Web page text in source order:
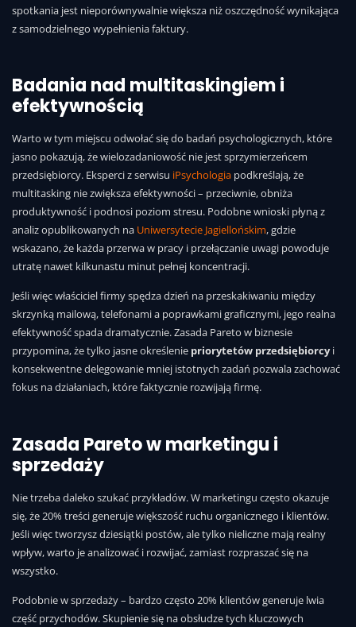
spotkania jest nieporównywalnie większa niż oszczędność wynikająca
z samodzielnego wypełnienia faktury.
Badania nad multitaskingiem i
efektywnością
Warto w tym miejscu odwołać się do badań psychologicznych, które
jasno pokazują, że wielozadaniowość nie jest sprzymierzeńcem
przedsiębiorcy. Eksperci z serwisu iPsychologia podkreślają, że
multitasking nie zwiększa efektywności – przeciwnie, obniża
produktywność i podnosi poziom stresu. Podobne wnioski płyną z
analiz opublikowanych na Uniwersytecie Jagiellońskim, gdzie
wskazano, że każda przerwa w pracy i przełączanie uwagi powoduje
utratę nawet kilkunastu minut pełnej koncentracji.
Jeśli więc właściciel firmy spędza dzień na przeskakiwaniu między
skrzynką mailową, telefonami a poprawkami graficznymi, jego realna
efektywność spada dramatycznie. Zasada Pareto w biznesie
przypomina, że tylko jasne określenie priorytetów przedsiębiorcyi
konsekwentne delegowanie mniej istotnych zadań pozwala zachować
fokus na działaniach, które faktycznie rozwijają firmę.
Zasada Pareto w marketingu i
sprzedaży
Nie trzeba daleko szukać przykładów. W marketingu często okazuje
się, że 20% treści generuje większość ruchu organicznego i klientów.
Jeśli więc tworzysz dziesiątki postów, ale tylko nieliczne mają realny
wpływ, warto je analizować i rozwijać, zamiast rozpraszać się na
wszystko.
Podobnie w sprzedaży – bardzo często 20% klientów generuje lwia
część przychodów. Skupienie się na obsłudze tych kluczowych